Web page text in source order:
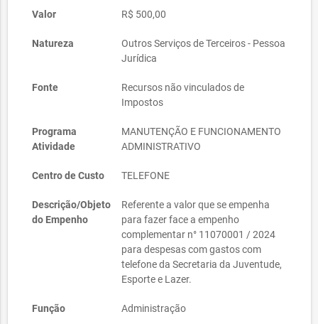
Valor R$ 500,00
Natureza
Outros Serviços de Terceiros - Pessoa
Jurídica
Fonte
Recursos não vinculados de
Impostos
Programa
Atividade
MANUTENÇÃO E FUNCIONAMENTO
ADMINISTRATIVO
Centro de Custo TELEFONE
Descrição/Objeto
do Empenho
Referente a valor que se empenha
para fazer face a empenho
complementar n° 11070001 / 2024
para despesas com gastos com
telefone da Secretaria da Juventude,
Esporte e Lazer.
Função Administração